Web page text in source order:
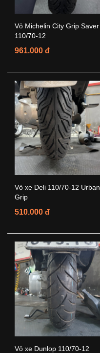
Vỏ Michelin City Grip Saver
110/70-12
961.000 đ
Vỏ xe Deli 110/70-12 Urban
Grip
510.000 đ
Vỏ xe Dunlop 110/70-12